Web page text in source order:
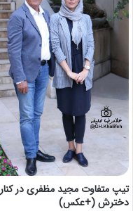
تیپ متفاوت مجید مظفری در کنار
دخترش (+عکس)